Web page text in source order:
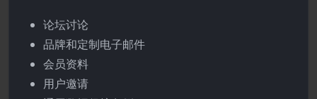
论坛讨论
品牌和定制电子邮件
会员资料
用户邀请